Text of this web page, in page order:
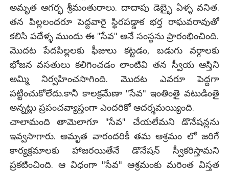
అమృత ఆగర్భ శ్రీమంతురాలు. దాదాపు డెబ్భై ఏళ్ళ వనిత.
తన పిల్లలందరూ పెద్దవారై స్థిరపడ్డాక భర్త రాఘవరావుతో
కలిసి పదేళ్ళ ముందు ఈ "సేవ" అనే సంస్థను ప్రారంభించింది.
మొదట పేదపిల్లలకు ఫీజులు కట్టడం, బడుగు వర్గాలకు
భోజన వసతులు కలిగించడం లాంటివి తన స్వీయ ఆస్తిని
అమ్మి నిర్వహించసాగింది. మొదట ఎవరూ పెద్దగా
పట్టించుకోలేదు.కానీ కాలక్రమేణా "సేవ" ఇంతింతై వటుడింతై
అన్నట్లు ప్రపంచవ్యాప్తంగా ఎందరికో ఆదర్శమయ్యింది.
చాలామంది తామెలాగూ "సేవ" చేయలేమని డొనేషన్లను
ఇవ్వసాగారు. అమృత వారందరికీ తమ ఆశ్రమం లో జరిగే
కార్యక్రమాలకు హాజరయితేనే డొనేషన్ స్వీకరిస్తామని
ప్రకటించింది. ఆ విధంగా "సేవ" ఆశ్రమంకు మరింత విస్త్రత